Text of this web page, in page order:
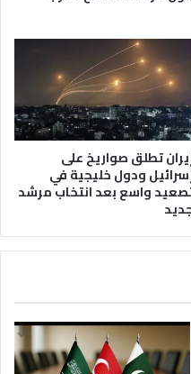
تطلق صواريخ على
ودول خليجية في
واسع بعد انتخاب مرشد